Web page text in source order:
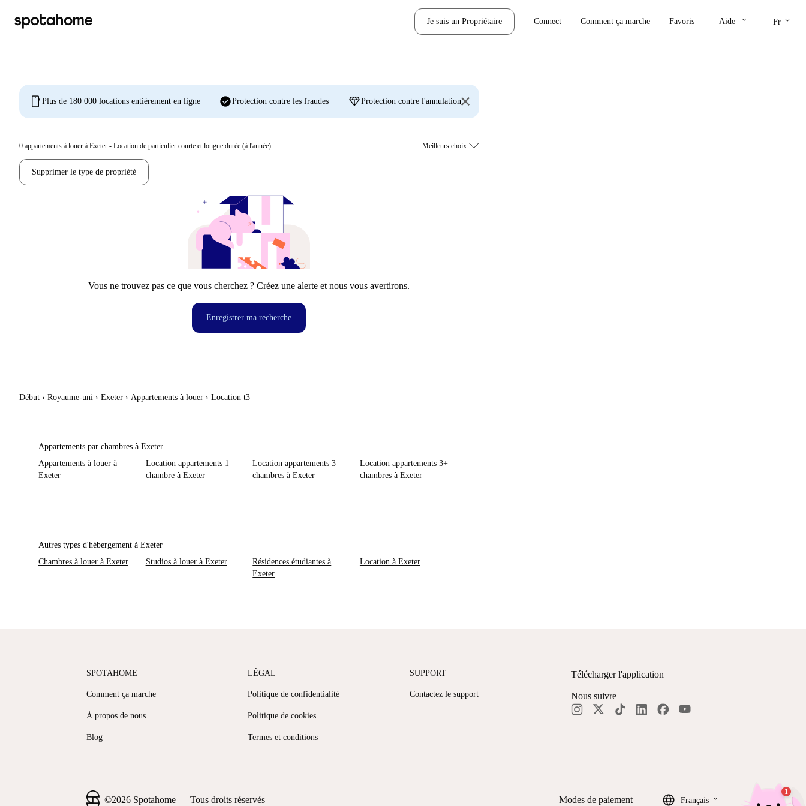
Je suis un Propriétaire Connect Comment ça marche Favoris Aide keyboard_arrow_down Fr keyboard_arrow_down
mobile Plus de 180 000 locations entièrement en ligne check_circleProtection contre les fraudes diamondProtection contre l'annulation
0 appartements à louer à Exeter - Location de particulier courte et longue durée (à l'année)
Supprimer le type de propriété
Vous ne trouvez pas ce que vous cherchez ? Créez une alerte et nous vous avertirons.
Enregistrer ma recherche
Début › Royaume-uni › Exeter › Appartements à louer › Location t3
Appartements par chambres à Exeter
Appartements à louer à
Exeter
Location appartements 1
chambre à Exeter
Location appartements 3
chambres à Exeter
Location appartements 3+
chambres à Exeter
Autres types d'hébergement à Exeter
Chambres à louer à Exeter
Studios à louer à Exeter
Résidences étudiantes à
Exeter
Location à Exeter
SPOTAHOME
Comment ça marche
À propos de nous
Blog
LÉGAL
Politique de confidentialité
Politique de cookies
Termes et conditions
SUPPORT
Contactez le support
Télécharger l'application
Nous suivre
©2026 Spotahome — Tous droits réservés Modes de paiement Français keyboard_arrow_down